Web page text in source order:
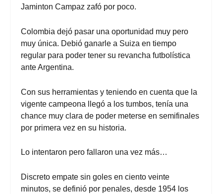
Jaminton Campaz zafó por poco.
Colombia dejó pasar una oportunidad muy pero
muy única. Debió ganarle a Suiza en tiempo
regular para poder tener su revancha futbolística
ante Argentina.
Con sus herramientas y teniendo en cuenta que la
vigente campeona llegó a los tumbos, tenía una
chance muy clara de poder meterse en semifinales
por primera vez en su historia.
Lo intentaron pero fallaron una vez más…
Discreto empate sin goles en ciento veinte
minutos, se definió por penales, desde 1954 los